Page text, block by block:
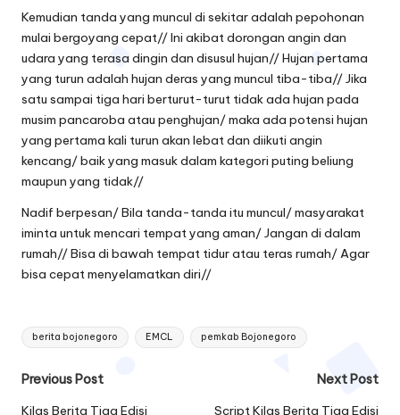
Kemudian tanda yang muncul di sekitar adalah pepohonan
mulai bergoyang cepat// Ini akibat dorongan angin dan
udara yang terasa dingin dan disusul hujan// Hujan pertama
yang turun adalah hujan deras yang muncul tiba-tiba// Jika
satu sampai tiga hari berturut-turut tidak ada hujan pada
musim pancaroba atau penghujan/ maka ada potensi hujan
yang pertama kali turun akan lebat dan diikuti angin
kencang/ baik yang masuk dalam kategori puting beliung
maupun yang tidak//
Nadif berpesan/ Bila tanda-tanda itu muncul/ masyarakat
iminta untuk mencari tempat yang aman/ Jangan di dalam
rumah// Bisa di bawah tempat tidur atau teras rumah/ Agar
bisa cepat menyelamatkan diri//
Tags:
berita bojonegoro EMCL pemkab Bojonegoro
Post
Previous Post
Kilas Berita Tiga Edisi
Next Post
Script Kilas Berita Tiga Edisi